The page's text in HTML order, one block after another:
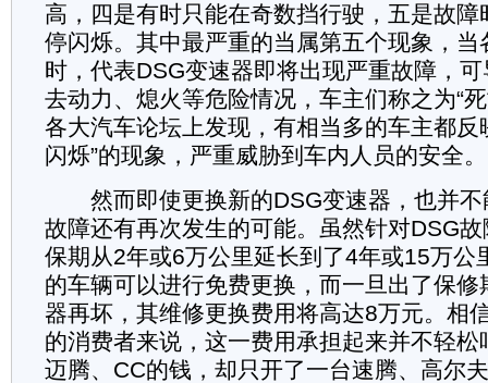
高，四是有时只能在奇数挡行驶，五是故
停闪烁。其中最严重的当属第五个现象，当
时，代表DSG变速器即将出现严重故障，
去动力、熄火等危险情况，车主们称之为“
各大汽车论坛上发现，有相当多的车主都反
闪烁”的现象，严重威胁到车内人员的安全。
然而即使更换新的DSG变速器，也并不
故障还有再次发生的可能。虽然针对DSG
保期从2年或6万公里延长到了4年或15万公
的车辆可以进行免费更换，而一旦出了保修
器再坏，其维修更换费用将高达8万元。相
的消费者来说，这一费用承担起来并不轻
迈腾、CC的钱，却只开了一台速腾、高尔